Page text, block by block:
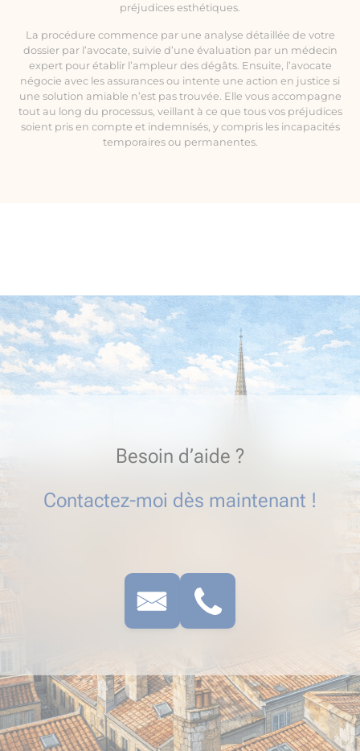
préjudices esthétiques.
La procédure commence par une analyse détaillée de votre
dossier par l’avocate, suivie d’une évaluation par un médecin
expert pour établir l’ampleur des dégâts. Ensuite, l’avocate
négocie avec les assurances ou intente une action en justice si
une solution amiable n’est pas trouvée. Elle vous accompagne
tout au long du processus, veillant à ce que tous vos préjudices
soient pris en compte et indemnisés, y compris les incapacités
temporaires ou permanentes.
Besoin d’aide ?
Contactez-moi dès maintenant !